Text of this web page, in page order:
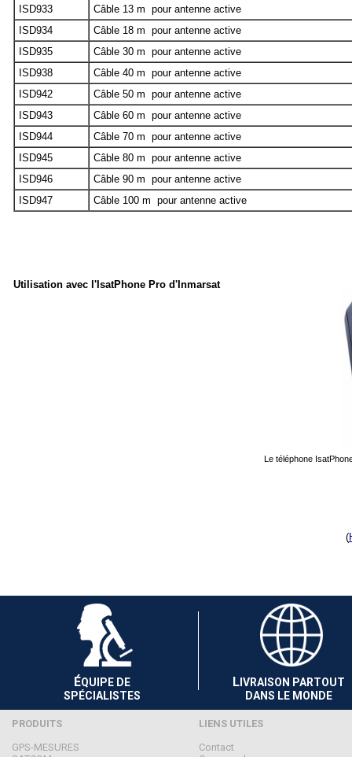
ISD933
Câble 13 m pour antenne active
ISD934
Câble 18 m pour antenne active
ISD935
Câble 30 m pour antenne active
ISD938
Câble 40 m pour antenne active
ISD942
Câble 50 m pour antenne active
ISD943
Câble 60 m pour antenne active
ISD944
Câble 70 m pour antenne active
ISD945
Câble 80 m pour antenne active
ISD946
Câble 90 m pour antenne active
ISD947
Câble 100 m pour antenne active
Utilisation avec l'IsatPhone Pro d'Inmarsat
Le téléphone
(
ÉQUIPE DE
SPÉCIALISTES
L IVRAISON PARTOUT
DANS LE MONDE
PRODUITS
GPS-MESURES
LIENS UTILES
Contact